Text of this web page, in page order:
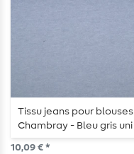
Tissu jeans pour blouses
Chambray - Bleu gris uni
10,09 € *